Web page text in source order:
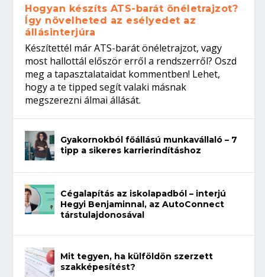
Hogyan készíts ATS-barát önéletrajzot?
Így növelheted az esélyedet az
állásinterjúra
Készítettél már ATS-barát önéletrajzot, vagy
most hallottál először erről a rendszerről? Oszd
meg a tapasztalataidat kommentben! Lehet,
hogy a te tipped segít valaki másnak
megszerezni álmai állását.
Gyakornokból főállású munkavállaló – 7
tipp a sikeres karrierindításhoz
Cégalapítás az iskolapadból – interjú
Hegyi Benjaminnal, az AutoConnect
társtulajdonosával
Mit tegyen, ha külföldön szerzett
szakképesítést?